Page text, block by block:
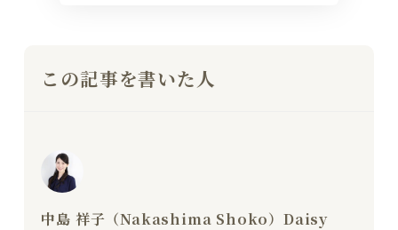
この記事を書いた人
中島 祥子（Nakashima Shoko）Daisy